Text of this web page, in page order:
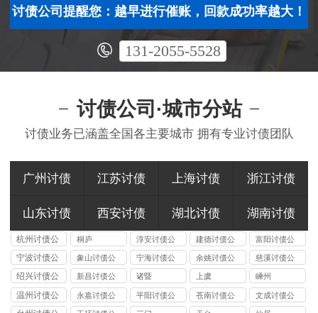
讨债公司提醒您：越早进行催账，回款成功率越大！
131-2055-5528
讨债公司·城市分站
讨债业务已涵盖全国各主要城市 拥有专业讨债团队
广州讨债 江苏讨债 上海讨债 浙江讨债
山东讨债 西安讨债 湖北讨债 湖南讨债
杭州讨债公
司
桐庐
淳安讨债公
司
建德讨债公
司
富阳讨债公
司
宁波讨债公
司
象山讨债公
司
宁海讨债公
司
余姚讨债公
司
慈溪讨债公
司
绍兴讨债公
司
新昌讨债公
司
诸暨 上虞 嵊州
温州讨债公
司
永嘉讨债公
司
平阳讨债公
司
苍南讨债公
司
文成讨债公
司